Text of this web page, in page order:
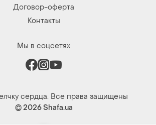
Договор-оферта
Контакты
Мы в соцсетях
сердца. Все права защищены
© 2026Shafa.ua